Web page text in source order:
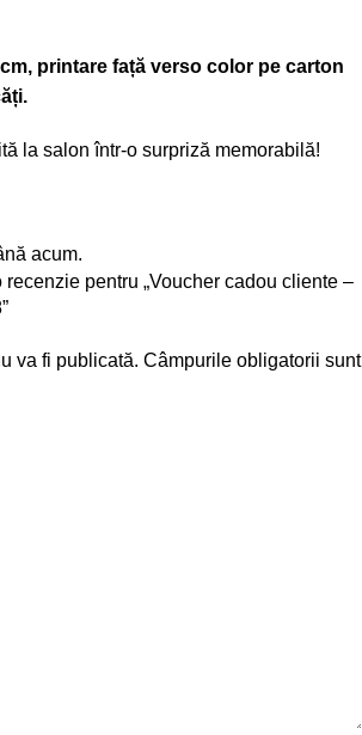
printare față verso color pe carton
la salon într-o surpriză memorabilă!
acum.
pentru „Voucher cadou cliente –
va fi publicată. Câmpurile obligatorii sunt